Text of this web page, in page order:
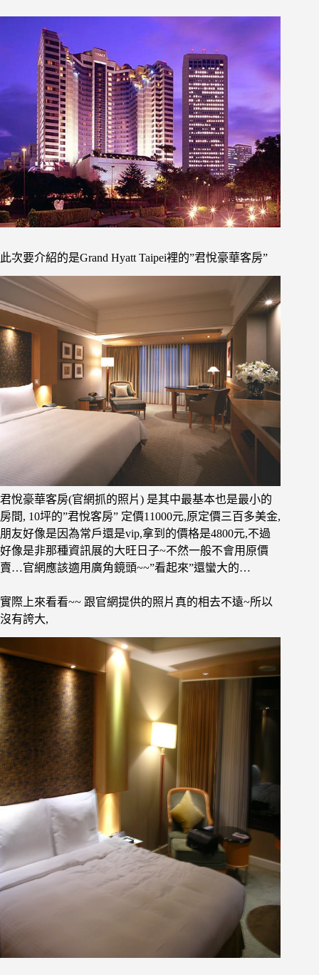
此次要介紹的是Grand Hyatt Taipei裡的”君悅豪華客房”
君悅豪華客房(官網抓的照片) 是其中最基本也是最小的
房間, 10坪的”君悅客房” 定價11000元,原定價三百多美金,
朋友好像是因為常戶還是vip,拿到的價格是4800元,不過
好像是非那種資訊展的大旺日子~不然一般不會用原價
賣…官網應該適用廣角鏡頭~~”看起來”還蠻大的…
實際上來看看~~ 跟官網提供的照片真的相去不遠~所以
沒有誇大,